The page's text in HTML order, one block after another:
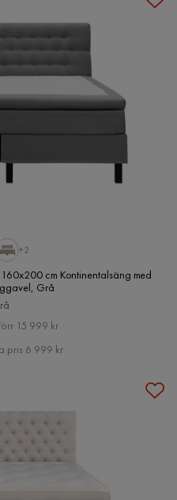
+2
cm Kontinentalsäng med
Grå
Pris
15 999 kr
pris 6 999 kr